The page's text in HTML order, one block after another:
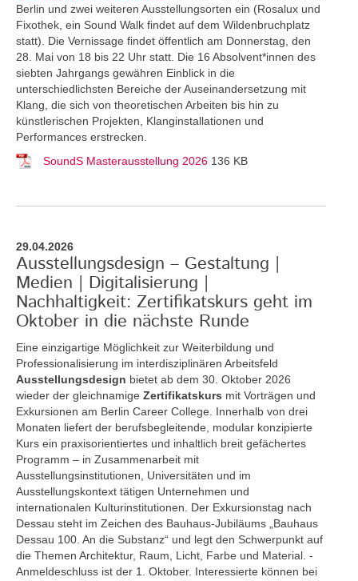
Berlin und zwei weiteren Ausstellungsorten ein (Rosalux und
Fixothek, ein Sound Walk findet auf dem Wildenbruchplatz
statt). Die Vernissage findet öffentlich am Donnerstag, den
28. Mai von 18 bis 22 Uhr statt. Die 16 Absolvent*innen des
siebten Jahrgangs gewähren Einblick in die
unterschiedlichsten Bereiche der Auseinandersetzung mit
Klang, die sich von theoretischen Arbeiten bis hin zu
künstlerischen Projekten, Klanginstallationen und
Performances erstrecken.
SoundS Masterausstellung 2026 136 KB
29.04.2026
Ausstellungsdesign – Gestaltung |
Medien | Digitalisierung |
Nachhaltigkeit: Zertifikatskurs geht im
Oktober in die nächste Runde
Eine einzigartige Möglichkeit zur Weiterbildung und
Professionalisierung im interdisziplinären Arbeitsfeld
Ausstellungsdesign bietet ab dem 30. Oktober 2026
wieder der gleichnamige Zertifikatskurs mit Vorträgen und
Exkursionen am Berlin Career College. Innerhalb von drei
Monaten liefert der berufsbegleitende, modular konzipierte
Kurs ein praxisorientiertes und inhaltlich breit gefächertes
Programm – in Zusammenarbeit mit
Ausstellungsinstitutionen, Universitäten und im
Ausstellungskontext tätigen Unternehmen und
internationalen Kulturinstitutionen. Der Exkursionstag nach
Dessau steht im Zeichen des Bauhaus-Jubiläums „Bauhaus
Dessau 100. An die Substanz“ und legt den Schwerpunkt auf
die Themen Architektur, Raum, Licht, Farbe und Material. -
Anmeldeschluss ist der 1. Oktober. Interessierte können bei